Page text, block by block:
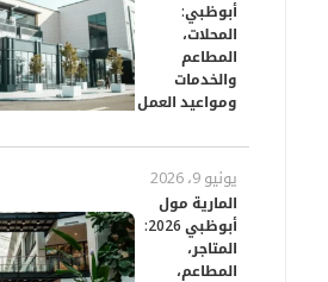
أبوظبي:
المحلات،
المطاعم
والخدمات
ومواعيد العمل
المارية مول
أبوظبي 2026:
المتاجر،
المطاعم،
يونيو 9، 2026